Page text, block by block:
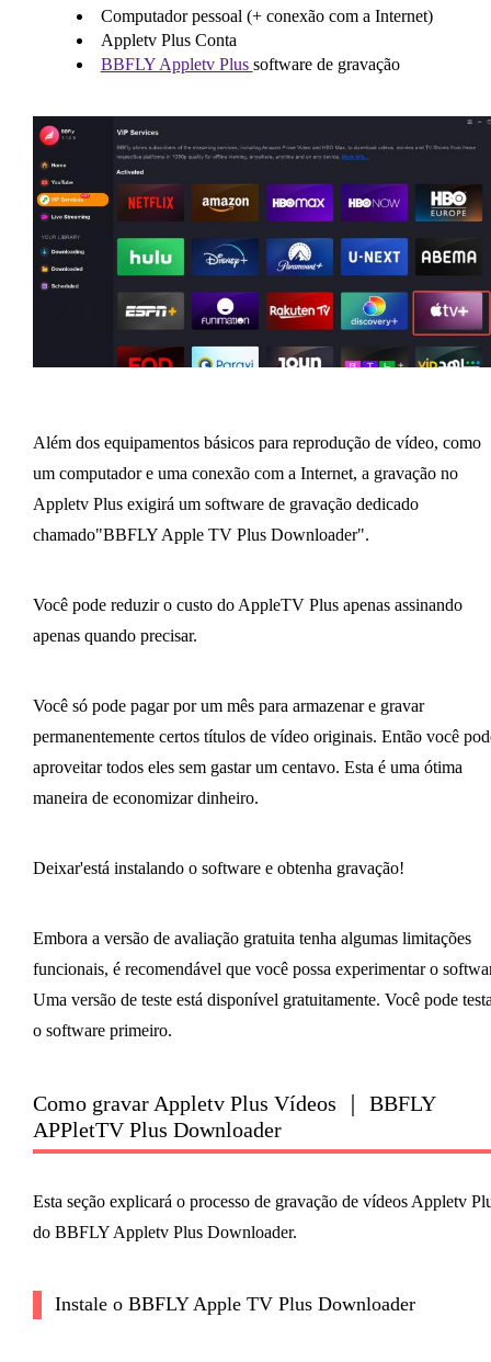
Computador pessoal (+ conexão com a Internet)
Appletv Plus Conta
BBFLY Appletv Plus software de gravação
Além dos equipamentos básicos para reprodução de vídeo, como
um computador e uma conexão com a Internet, a gravação no
Appletv Plus exigirá um software de gravação dedicado
chamado"BBFLY Apple TV Plus Downloader".
Você pode reduzir o custo do AppleTV Plus apenas assinando
apenas quando precisar.
Você só pode pagar por um mês para armazenar e gravar
permanentemente certos títulos de vídeo originais. Então você
aproveitar todos eles sem gastar um centavo. Esta é uma ótima
maneira de economizar dinheiro.
Deixar'está instalando o software e obtenha gravação!
Embora a versão de avaliação gratuita tenha algumas limitações
funcionais, é recomendável que você possa experimentar o
Uma versão de teste está disponível gratuitamente. Você pode
o software primeiro.
Como gravar Appletv Plus Vídeos ｜ BBFLY
APPletTV Plus Downloader
Esta seção explicará o processo de gravação de vídeos Appletv
do BBFLY Appletv Plus Downloader.
Instale o BBFLY Apple TV Plus Downloader